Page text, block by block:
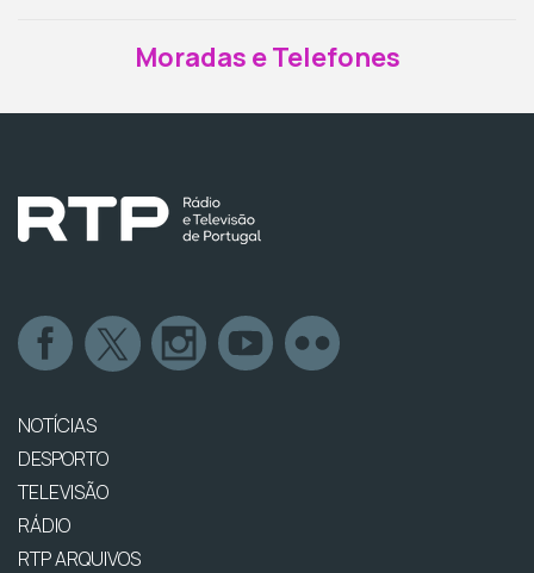
Moradas e Telefones
NOTÍCIAS
DESPORTO
TELEVISÃO
RÁDIO
RTP ARQUIVOS